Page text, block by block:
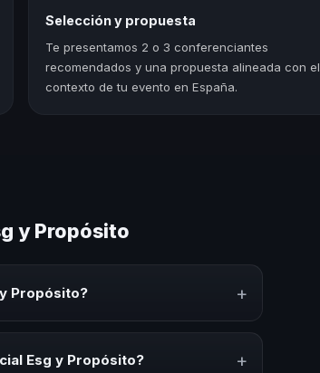
Selección y propuesta
Te presentamos 2 o 3 conferenciantes
recomendados y una propuesta alineada con el
contexto de tu evento en España.
y Propósito
Propósito? +
Esg y Propósito? +